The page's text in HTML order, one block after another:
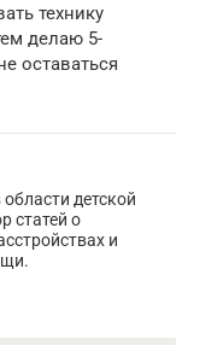
технику
делаю 5-
оставаться
детской
статей о
и